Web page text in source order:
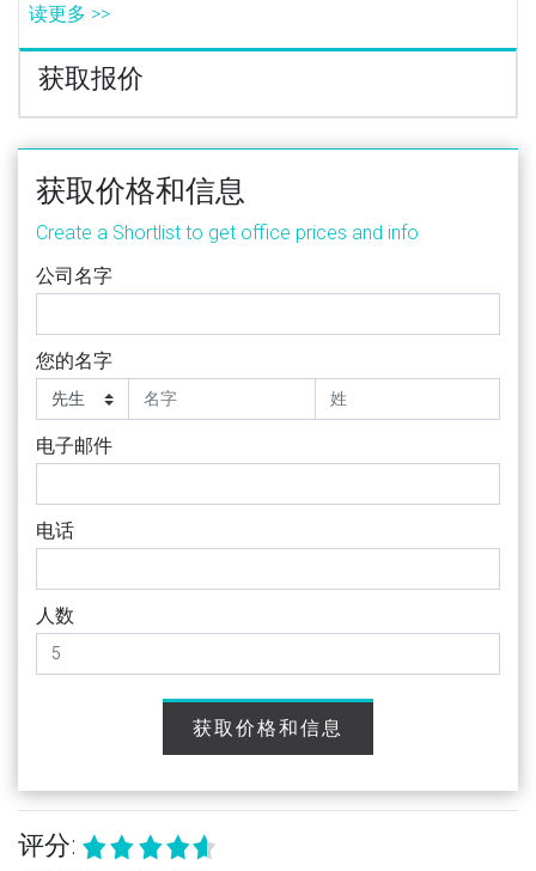
读更多 >>
获取报价
获取价格和信息
Create a Shortlist to get office prices and info
公司名字
您的名字
电子邮件
电话
人数
获取价格和信息
评分: